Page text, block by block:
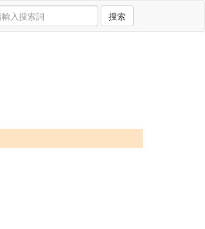
搜索